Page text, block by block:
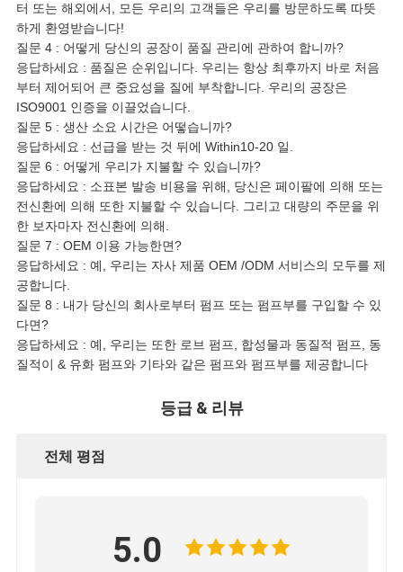
터 또는 해외에서, 모든 우리의 고객들은 우리를 방문하도록 따뜻
하게 환영받습니다!
질문 4 : 어떻게 당신의 공장이 품질 관리에 관하여 합니까?
응답하세요 : 품질은 순위입니다. 우리는 항상 최후까지 바로 처음
부터 제어되어 큰 중요성을 질에 부착합니다. 우리의 공장은
ISO9001 인증을 이끌었습니다.
질문 5 : 생산 소요 시간은 어떻습니까?
응답하세요 : 선급을 받는 것 뒤에 Within10-20 일.
질문 6 : 어떻게 우리가 지불할 수 있습니까?
응답하세요 : 소표본 발송 비용을 위해, 당신은 페이팔에 의해 또는
전신환에 의해 또한 지불할 수 있습니다. 그리고 대량의 주문을 위
한 보자마자 전신환에 의해.
질문 7 : OEM 이용 가능한면?
응답하세요 : 예, 우리는 자사 제품 OEM /ODM 서비스의 모두를 제
공합니다.
질문 8 : 내가 당신의 회사로부터 펌프 또는 펌프부를 구입할 수 있
다면?
응답하세요 : 예, 우리는 또한 로브 펌프, 합성물과 동질적 펌프, 동
질적이 & 유화 펌프와 기타와 같은 펌프와 펌프부를 제공합니다
등급 & 리뷰
전체 평점
5.0